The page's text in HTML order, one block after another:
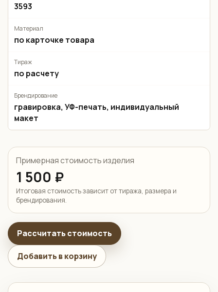
3593
Материал
по карточке товара
Тираж
по расчету
Брендирование
гравировка, УФ-печать, индивидуальный
макет
Примерная стоимость изделия
1 500 ₽
Итоговая стоимость зависит от тиража, размера и
брендирования.
Рассчитать стоимость
Добавить в корзину